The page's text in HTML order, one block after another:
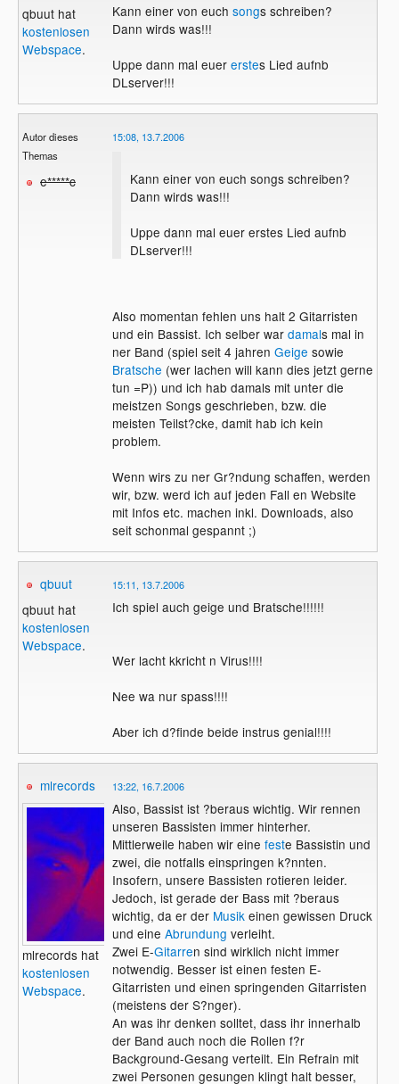
qbuut hat
kostenlosen
Webspace.
Kann einer von euch songs schreiben?
Dann wirds was!!!
Uppe dann mal euer erstes Lied aufnb
DLserver!!!
Autor dieses
Themas
e*****c
15:08, 13.7.2006
Kann einer von euch songs schreiben?
Dann wirds was!!!
Uppe dann mal euer erstes Lied aufnb
DLserver!!!
Also momentan fehlen uns halt 2 Gitarristen
und ein Bassist. Ich selber war damals mal in
ner Band (spiel seit 4 jahren Geige sowie
Bratsche (wer lachen will kann dies jetzt gerne
tun =P)) und ich hab damals mit unter die
meistzen Songs geschrieben, bzw. die
meisten Teilst?cke, damit hab ich kein
problem.
Wenn wirs zu ner Gr?ndung schaffen, werden
wir, bzw. werd ich auf jeden Fall en Website
mit Infos etc. machen inkl. Downloads, also
seit schonmal gespannt ;)
qbuut
qbuut hat
kostenlosen
Webspace.
15:11, 13.7.2006
Ich spiel auch geige und Bratsche!!!!!!
Wer lacht kkricht n Virus!!!!
Nee wa nur spass!!!!
Aber ich d?finde beide instrus genial!!!!
mlrecords
mlrecords hat
kostenlosen
Webspace.
13:22, 16.7.2006
Also, Bassist ist ?beraus wichtig. Wir rennen
unseren Bassisten immer hinterher.
Mittlerweile haben wir eine feste Bassistin und
zwei, die notfalls einspringen k?nnten.
Insofern, unsere Bassisten rotieren leider.
Jedoch, ist gerade der Bass mit ?beraus
wichtig, da er der Musikeinen gewissen Druck
und eine Abrundung verleiht.
Zwei E-Gitarren sind wirklich nicht immer
notwendig. Besser ist einen festen E-
Gitarristen und einen springenden Gitarristen
(meistens der S?nger).
An was ihr denken solltet, dass ihr innerhalb
der Band auch noch die Rollen f?r
Background-Gesang verteilt. Ein Refrain mit
zwei Personen gesungen klingt halt besser,